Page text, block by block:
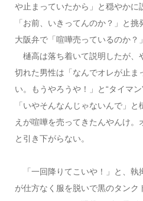
や止まっていたから」と穏やかに
「お前、いきってんのか？」と
大阪弁で「喧嘩売っているのか？
樋高は落ち着いて説明したが、
切れた男性は「なんでオレが止ま
い。もうやろうや！」と“タイマン
「いやそんなんじゃないんで」
えが喧嘩を売ってきたんやんけ。
と引き下がらない。
「一回降りてこいや！」と、執
が仕方なく服を脱いで黒のタンク